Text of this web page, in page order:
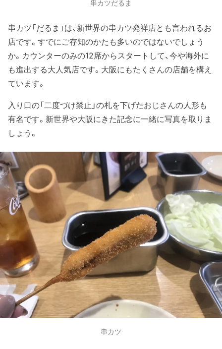
串カツだるま
串カツ「だるま」は、新世界の串カツ発祥店とも言われるお
店です。すでにご存知のかたも多いのではないでしょう
か。カウンターのみの12席からスタートして、今や海外に
も進出する大人気店です。大阪にもたくさんの店舗を構え
ています。
入り口の「二度づけ禁止」の札を下げたおじさんの人形も
有名です。新世界や大阪にきた記念に一緒に写真を取りま
しょう。
串カツ